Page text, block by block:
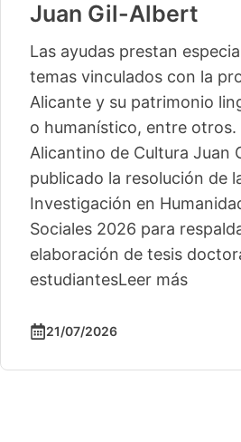
La segunda edición de este
Alicantino de Cultura Juan
comienza este sábado en
con un taller de percusión
La segunda edición del ciclo
del Instituto Alicantino de
Albert llegará este verano
localidades, con loLeer más
04/06/2026